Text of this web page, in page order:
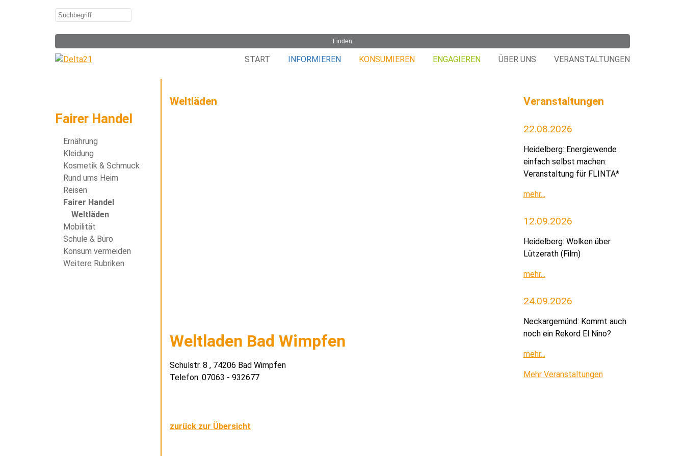
START INFORMIEREN KONSUMIEREN ENGAGIEREN ÜBER UNS VERANSTALTUNGEN
Fairer Handel
Ernährung
Kleidung
Kosmetik & Schmuck
Rund ums Heim
Reisen
Fairer Handel
Weltläden
Mobilität
Schule & Büro
Konsum vermeiden
Weitere Rubriken
Weltläden
Weltladen Bad Wimpfen
Schulstr. 8 , 74206 Bad Wimpfen
Telefon: 07063 - 932677
zurück zur Übersicht
Veranstaltungen
22.08.2026
Heidelberg: Energiewende
einfach selbst machen:
Veranstaltung für FLINTA*
mehr...
12.09.2026
Heidelberg: Wolken über
Lützerath (Film)
mehr...
24.09.2026
Neckargemünd: Kommt auch
noch ein Rekord El Nino?
mehr...
Mehr Veranstaltungen